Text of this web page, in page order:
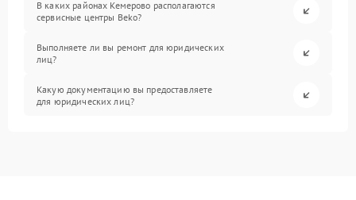
В каких районах Кемерово располагаются
сервисные центры Beko?
Выполняете ли вы ремонт для юридических
лиц?
Какую документацию вы предоставляете
для юридических лиц?